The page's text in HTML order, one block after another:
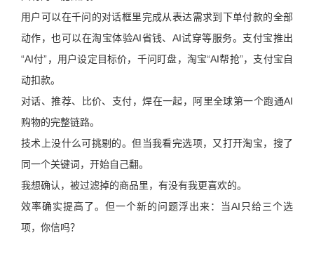
用户可以在千问的对话框里完成从表达需求到下单付款的全部
动作，也可以在淘宝体验AI省钱、AI试穿等服务。支付宝推出
“AI付”，用户设定目标价，千问盯盘，淘宝“AI帮抢”，支付宝自
动扣款。
对话、推荐、比价、支付，焊在一起，阿里全球第一个跑通AI
购物的完整链路。
技术上没什么可挑剔的。但当我看完选项，又打开淘宝，搜了
同一个关键词，开始自己翻。
我想确认，被过滤掉的商品里，有没有我更喜欢的。
效率确实提高了。但一个新的问题浮出来：当AI只给三个选
项，你信吗？